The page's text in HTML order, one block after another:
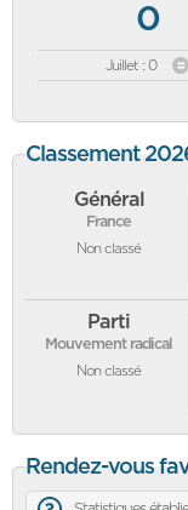
0
Juillet : 0
Classement
Général
France
Non classé
Parti
Mouvement radical
Non classé
Rendez-vous